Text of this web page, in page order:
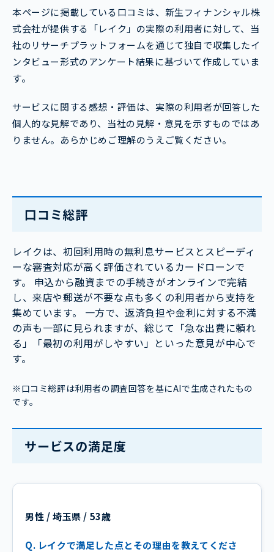
本ページに掲載している口コミは、新生フィナンシャル株
式会社が提供する「レイク」の実際の利用者に対して、当
社のリサーチプラットフォームを通じて独自で収集したイ
ンタビュー形式のアンケート結果に基づいて作成していま
す。
サービスに関する感想・評価は、実際の利用者が回答した
個人的な見解であり、当社の見解・意見を示すものではあ
りません。あらかじめご理解のうえご覧ください。
口コミ総評
レイクは、初回利用時の無利息サービスとスピーディ
ーな審査対応が高く評価されているカードローンで
す。 申込から融資までの手続きがオンラインで完結
し、来店や郵送が不要な点も多くの利用者から支持を
集めています。 一方で、返済負担や金利に対する不満
の声も一部に見られますが、総じて「急な出費に頼れ
る」「最初の利用がしやすい」といった意見が中心で
す。
※口コミ総評は利用者の調査回答を基にAIで生成されたもの
です。
サービスの満足度
男性 / 埼玉県 / 53歳
Q. レイクで満足した点とその理由を教えてくださ